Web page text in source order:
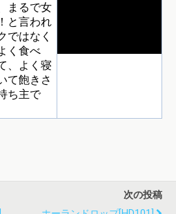
まるで女
と言われ
ではなく
く食べ
、よく寝
て飽きさ
ち主で
次の投稿